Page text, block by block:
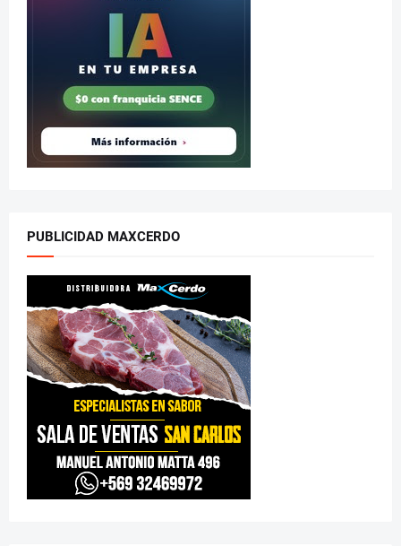
PUBLICIDAD MAXCERDO